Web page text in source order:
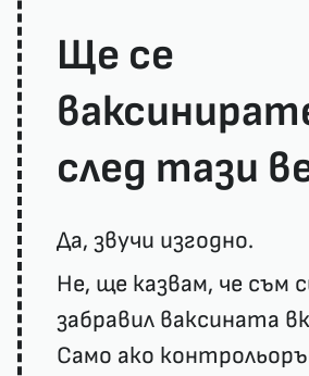
Ще се
след тази
Да, звучи изгодно.
Не, ще казвам, че съм
забравил ваксината
Само ако